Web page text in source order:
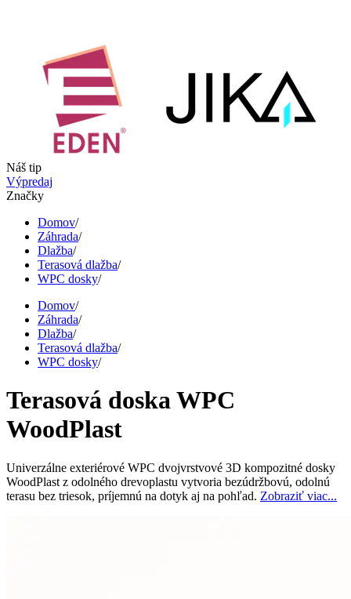
Náš tip
Výpredaj
Značky
Domov/
Záhrada/
Dlažba/
Terasová dlažba/
WPC dosky/
Domov/
Záhrada/
Dlažba/
Terasová dlažba/
WPC dosky/
Terasová doska WPC
WoodPlast
Univerzálne exteriérové WPC dvojvrstvové 3D kompozitné dosky
WoodPlast z odolného drevoplastu vytvoria bezúdržbovú, odolnú
terasu bez triesok, príjemnú na dotyk aj na pohľad. Zobraziť viac...